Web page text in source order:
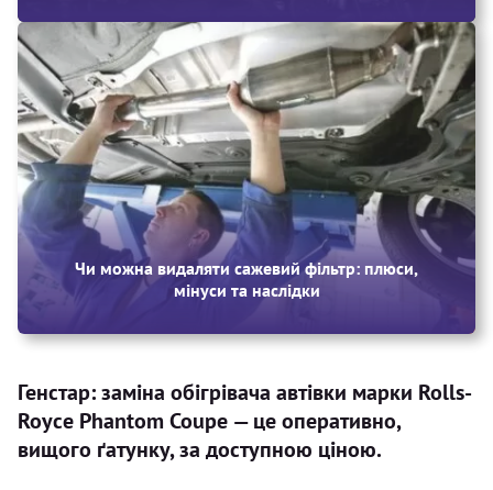
Чи можна видаляти сажевий фільтр: плюси,
мінуси та наслідки
Генстар: заміна обігрівача автівки марки Rolls-
Royce Phantom Coupe — це оперативно,
вищого ґатунку, за доступною ціною.